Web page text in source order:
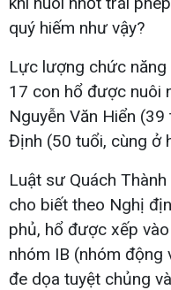
quý hiếm như vậy?
Lực lượng chức
17 con hổ được nuôi
Nguyễn Văn Hiển
Định (50 tuổi, cùng ở
Luật sư Quách
cho biết theo Nghị
phủ, hổ được xếp
nhóm IB (nhóm động
đe dọa tuyệt chủng